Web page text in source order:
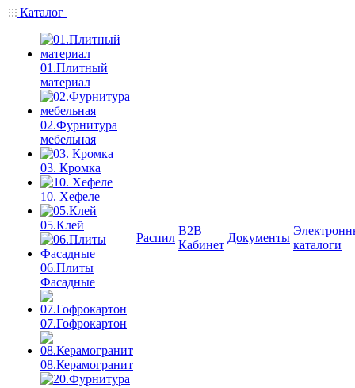
Каталог
01.Плитный
материал
02.Фурнитура
мебельная
03. Кромка
10. Хефеле
05.Клей
06.Плиты
Фасадные
07.Гофрокартон
08.Керамогранит
Распил
B2B
Кабинет
Документы
каталоги